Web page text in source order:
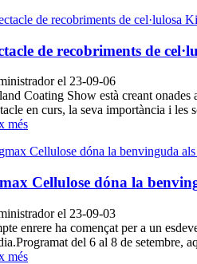
de recobriments de
el 23-09-06
Coating Show està creant onades
en curs, la seva importància i les
més
Cellulose dóna la
el 23-09-03
enrere ha començat per a un
del 6 al 8 de setembre,
més